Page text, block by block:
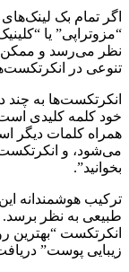
اگر تمام بک
“مزوتراپی” یا
نظر می‌رسد و ممکن
تنوعی در
انکرتکست‌ها به
خود کلمه کلیدی
همراه کلمات دیگر
می‌شود، و انکرتکست
بخوانید”.
ترکیب هوشمندانه
طبیعی به نظر برسد.
انکرتکست “بهترین
زیبایی پوست”